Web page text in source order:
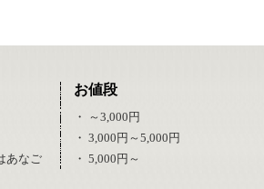
あなご
お値段
・ ～3,000円
・ 3,000円～5,000円
・ 5,000円～